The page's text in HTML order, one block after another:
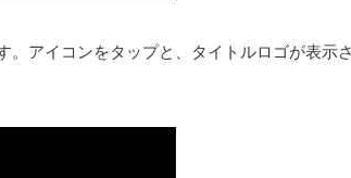
アイコンをタップと、タイトルロゴが表示